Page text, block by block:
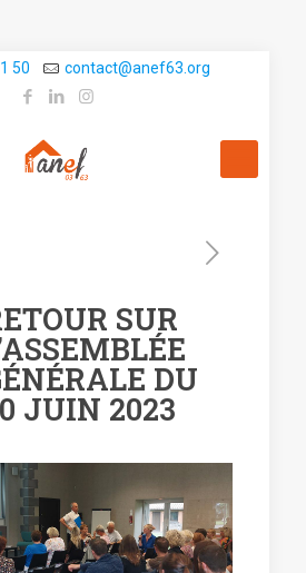
50
contact@a­nef63.org
SUR
DU
JUIN 2023